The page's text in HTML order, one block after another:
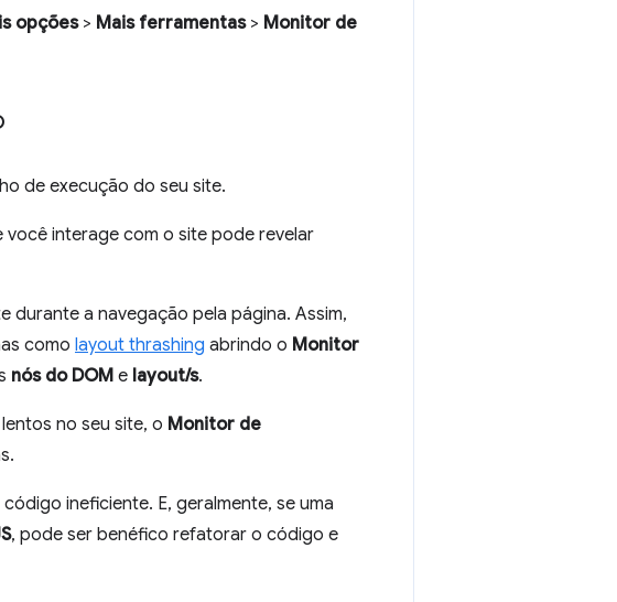
opções> Mais ferramentas> Monitor de
de execução do seu site.
interage com o site pode revelar
durante a navegação pela página. Assim,
como layout thrashing abrindo o Monitor
nós do DOM e layout/s.
no seu site, o Monitor de
ineficiente. E, geralmente, se uma
, pode ser benéfico refatorar o código e